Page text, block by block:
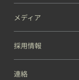
メディア
採用情報
連絡